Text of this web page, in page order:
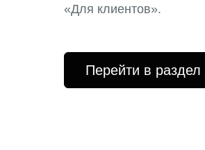
«Для клиентов».
Перейти в